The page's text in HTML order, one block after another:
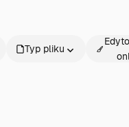
Typ pliku